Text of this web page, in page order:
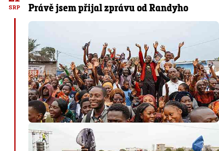
SRP Právě jsem přijal zprávu od Randyho